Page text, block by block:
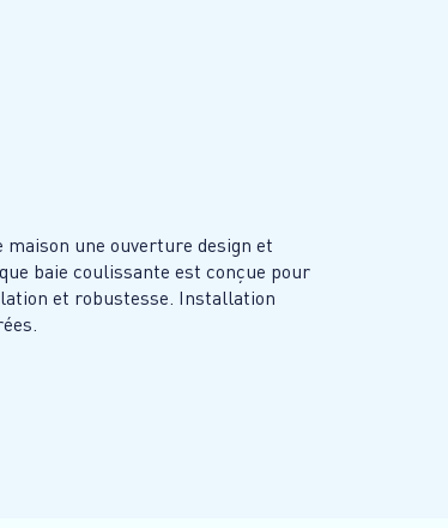
une ouverture design et
baie coulissante est conçue pour
et robustesse. Installation